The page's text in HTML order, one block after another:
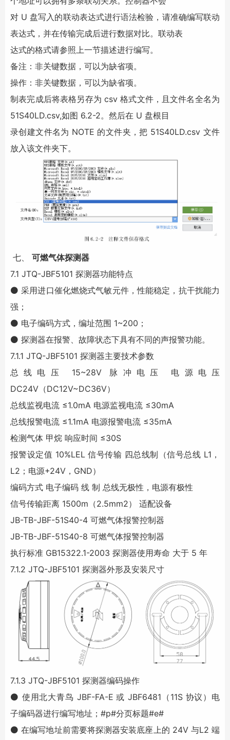
对 U 盘写入的联动表达式进行语法检验，请准确编写联动
表达式，并在传输完成后进行数据对比。联动表
达式的格式请参照上一节描述进行编写。
备注：非关键数据，可以为缺省项。
操作：非关键数据，可以为缺省项。
制表完成后将表格另存为 csv 格式文件，且文件名全名为
51S40LD.csv,如图 6.2-2。然后在 U 盘根目
录创建文件名为 NOTE 的文件夹，把 51S40LD.csv 文件
放入该文件夹下。
七、 可燃气体探测器
7.1 JTQ-JBF5101 探测器功能特点
⚫ 采用进口催化燃烧式气敏元件，性能稳定，抗干扰能力
强；
⚫ 电子编码方式，编址范围 1~200；
⚫ 探测器在报警、故障状态下具有不同的声报警功能。
7.1.1 JTQ-JBF5101 探测器主要技术参数
总线电压 15~28V 脉冲电压 电源电压
DC24V（DC12V~DC36V）
总线监视电流 ≤1.0mA 电源监视电流 ≤30mA
总线报警电流 ≤1.1mA 电源报警电流 ≤35mA
检测气体 甲烷 响应时间 ≤30S
报警设定值 10%LEL 信号传输 四总线制（信号总线 L1，
L2；电源+24V，GND）
编码方式 电子编码 线 制 总线无极性，电源有极性
信号传输距离 1500m（2.5mm2） 适配设备
JB-TB-JBF-51S40-4 可燃气体报警控制器
JB-TB-JBF-51S40-8 可燃气体报警控制器
执行标准 GB15322.1-2003 探测器使用寿命 大于 5 年
7.1.2 JTQ-JBF5101 探测器外形及安装尺寸
7.1.3 JTQ-JBF5101 探测器编码操作
⚫ 使用北大青鸟 JBF-FA-E 或 JBF6481（11S 协议）电
子编码器进行编写地址；#p#分页标题#e#
⚫ 在编写地址前需要将探测器安装底座上的 24V 与L2 端